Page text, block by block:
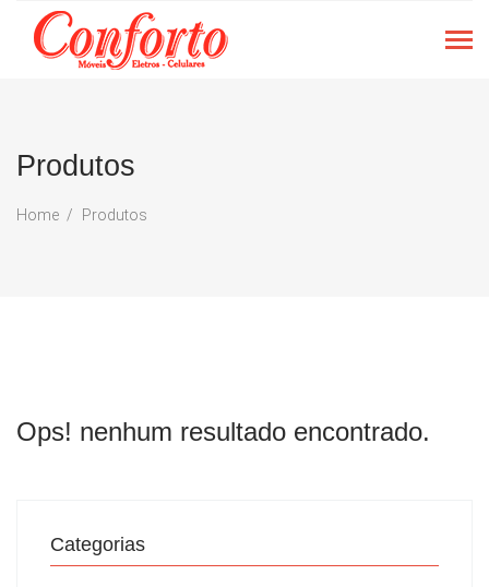
Produtos
Home Produtos
Ops! nenhum resultado encontrado.
Categorias